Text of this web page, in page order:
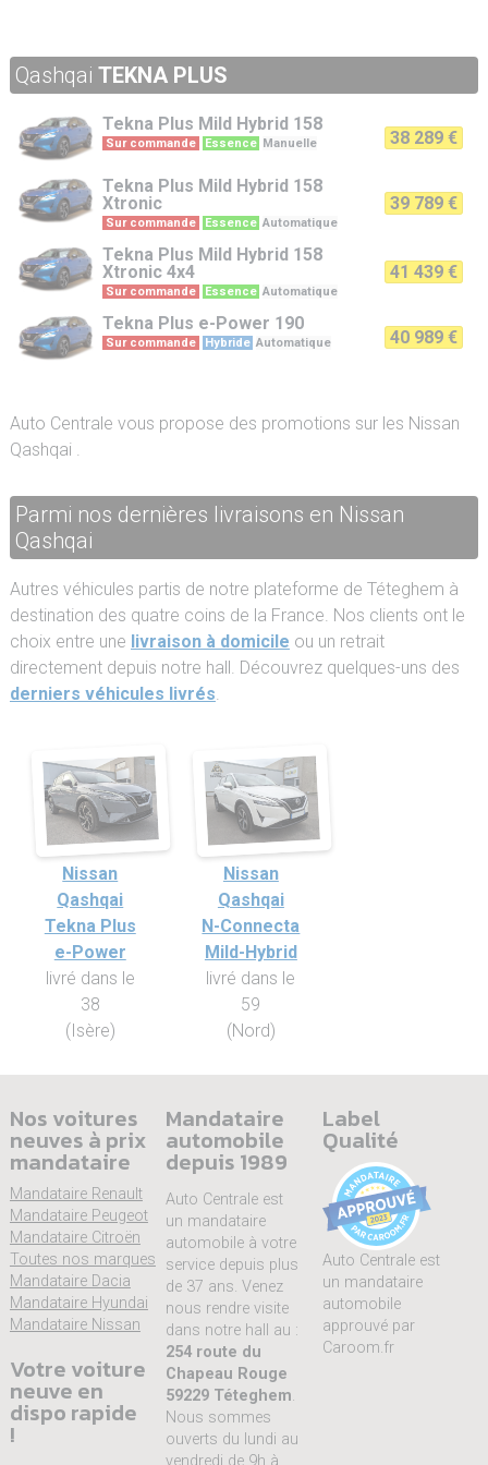
Qashqai TEKNA PLUS
Tekna Plus Mild Hybrid 158
Sur commande Essence Manuelle 38 289 €
Tekna Plus Mild Hybrid 158
Xtronic
Sur commande Essence Automatique
39 789 €
Tekna Plus Mild Hybrid 158
Xtronic 4x4
Sur commande Essence Automatique
41 439 €
Tekna Plus e-Power 190
Sur commande Hybride Automatique 40 989 €
Auto Centrale vous propose des promotions sur les Nissan
Qashqai .
Parmi nos dernières livraisons en Nissan
Qashqai
Autres véhicules partis de notre plateforme de Téteghem à
destination des quatre coins de la France. Nos clients ont le
choix entre une livraison à domicile ou un retrait
directement depuis notre hall. Découvrez quelques-uns des
derniers véhicules livrés.
Nissan
Qashqai
Tekna Plus
e-Power
livré dans le
38
(Isère)
Nissan
Qashqai
N-Connecta
Mild-Hybrid
livré dans le
59
(Nord)
Nos voitures
neuves à prix
mandataire
Mandataire Renault
Mandataire Peugeot
Mandataire Citroën
Toutes nos marques
Mandataire Dacia
Mandataire Hyundai
Mandataire Nissan
Votre voiture
neuve en
dispo rapide
!
Mandataire
automobile
depuis 1989
Auto Centrale est
un mandataire
automobile à votre
service depuis plus
de 37 ans. Venez
nous rendre visite
dans notre hall au :
254 route du
Chapeau Rouge
59229 Téteghem.
Nous sommes
ouverts du lundi au
vendredi de 9h à
Label
Qualité
Auto Centrale est
un mandataire
automobile
approuvé par
Caroom.fr